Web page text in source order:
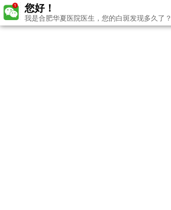
您好！
我是合肥华夏医院医生，您的白斑发现多久了？